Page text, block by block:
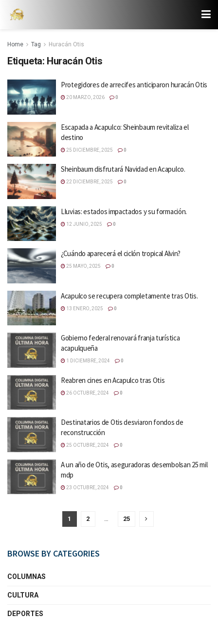
Home Tag Huracán Otis
Etiqueta: Huracán Otis
Protegidores de arrecifes anticiparon huracán Otis
20 MARZO, 2026 0
Escapada a Acapulco: Sheinbaum revitaliza el
destino
25 DICIEMBRE, 2025 0
Sheinbaum disfrutará Navidad en Acapulco.
22 DICIEMBRE, 2025 0
Lluvias: estados impactados y su formación.
12 JUNIO, 2025 0
¿Cuándo aparecerá el ciclón tropical Alvin?
25 MAYO, 2025 0
Acapulco se recupera completamente tras Otis.
13 ENERO, 2025 0
Gobierno federal renovará franja turística
acapulqueña
1 DICIEMBRE, 2024 0
Reabren cines en Acapulco tras Otis
26 OCTUBRE, 2024 0
Destinatarios de Otis desviaron fondos de
reconstrucción
25 OCTUBRE, 2024 0
A un año de Otis, aseguradoras desembolsan 25 mil
mdp
23 OCTUBRE, 2024 0
1 2 … 25
BROWSE BY CATEGORIES
COLUMNAS
CULTURA
DEPORTES